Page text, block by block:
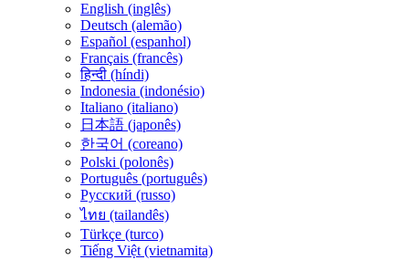
English (inglês)
Deutsch (alemão)
Español (espanhol)
Français (francês)
हिन्दी (híndi)
Indonesia (indonésio)
Italiano (italiano)
日本語 (japonês)
한국어 (coreano)
Polski (polonês)
Português (português)
Русский (russo)
ไทย (tailandês)
Türkçe (turco)
Tiếng Việt (vietnamita)